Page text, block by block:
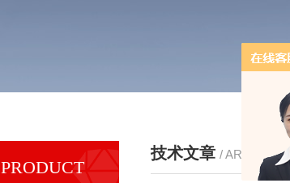
PRODUCT
技术文章 / ARTICLE